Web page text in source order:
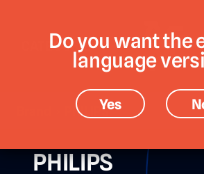
CATEGORIE
Brand › PHILIPS
PHILIPS
Do you want the
language
Yes